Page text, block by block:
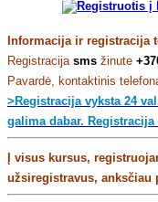
Informacija ir registracija
Registracija sms žinute
Pavardė, kontaktinis
>Registracija vyksta 24
galima dabar. Registracija
Į visus kursus,
užsiregistravus, anksčiau